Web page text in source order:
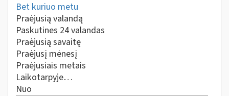
Bet kuriuo metu
Praėjusią valandą
Paskutines 24 valandas
Praėjusią savaitę
Praėjusį mėnesį
Praėjusiais metais
Laikotarpyje…
Nuo